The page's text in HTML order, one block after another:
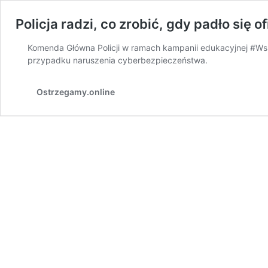
Policja radzi, co zrobić, gdy padło się
Komenda Główna Policji w ramach kampanii edukacyjnej
przypadku naruszenia cyberbezpieczeństwa.
Ostrzegamy.online